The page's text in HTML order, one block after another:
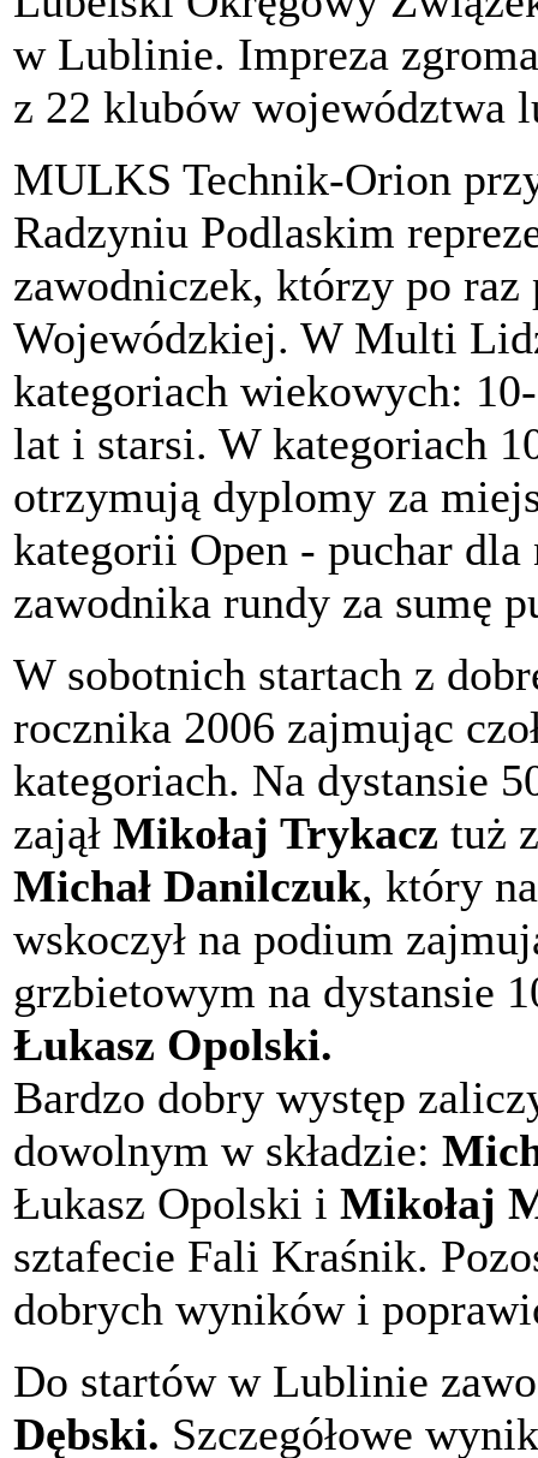
w Lublinie. Impreza
z 22 klubów województwa
MULKS Technik-Orion
Radzyniu Podlaskim
zawodniczek, którzy po
Wojewódzkiej. W Multi
kategoriach wiekowych:
lat i starsi. W kategoriach
otrzymują dyplomy za
kategorii Open - puchar
zawodnika rundy za sumę
W sobotnich startach z
rocznika 2006 zajmując
kategoriach. Na dystansie
zajął Mikołaj Trykacz tuż
Michał Danilczuk, który
wskoczył na podium
grzbietowym na dystansie
Łukasz Opolski.
Bardzo dobry występ
dowolnym w składzie:
Łukasz Opolski i Mikołaj
sztafecie Fali Kraśnik.
dobrych wyników i
Do startów w Lublinie
Dębski. Szczegółowe